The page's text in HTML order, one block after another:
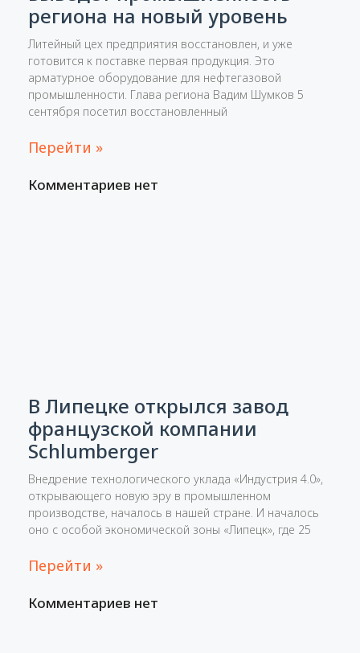
региона на новый уровень
Литейный цех предприятия восстановлен, и уже
готовится к поставке первая продукция. Это
арматурное оборудование для нефтегазовой
промышленности. Глава региона Вадим Шумков 5
сентября посетил восстановленный
Перейти »
Комментариев нет
В Липецке открылся завод
французской компании
Schlumberger
Внедрение технологического уклада «Индустрия 4.0»,
открывающего новую эру в промышленном
производстве, началось в нашей стране. И началось
оно с особой экономической зоны «Липецк», где 25
Перейти »
Комментариев нет